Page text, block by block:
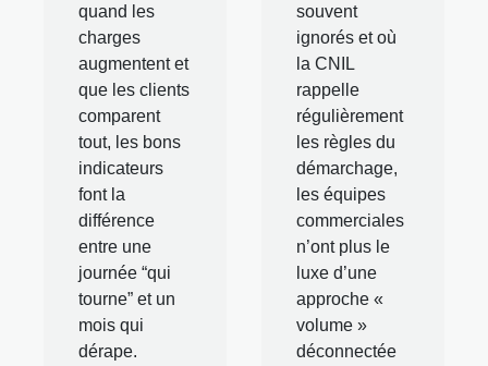
quand les
charges
augmentent et
que les clients
comparent
tout, les bons
indicateurs
font la
différence
entre une
journée “qui
tourne” et un
mois qui
dérape.
souvent
ignorés et où
la CNIL
rappelle
régulièrement
les règles du
démarchage,
les équipes
commerciales
n’ont plus le
luxe d’une
approche «
volume »
déconnectée